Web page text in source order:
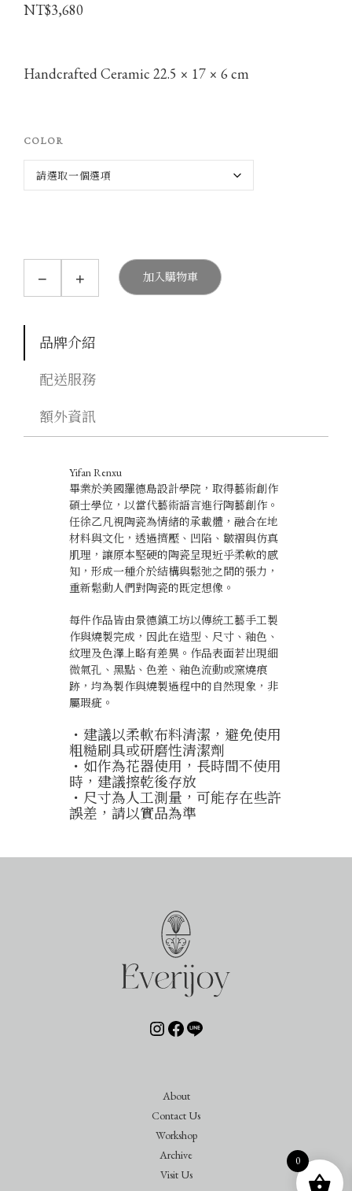
NT$3,680
Handcrafted Ceramic 22.5 × 17 × 6 cm
COLOR
瓶
− + 加入購物車
品牌介紹
配送服務
額外資訊
Yifan Renxu
畢業於美國羅德島設計學院，取得藝術創作
碩士學位，以當代藝術語言進行陶藝創作。
任徐乙凡視陶瓷為情緒的承載體，融合在地
材料與文化，透過擠壓、凹陷、皺褶與仿真
肌理，讓原本堅硬的陶瓷呈現近乎柔軟的感
知，形成一種介於結構與鬆弛之間的張力，
重新鬆動人們對陶瓷的既定想像。
每件作品皆由景德鎮工坊以傳統工藝手工製
作與燒製完成，因此在造型、尺寸、釉色、
紋理及色澤上略有差異。作品表面若出現細
微氣孔、黑點、色差、釉色流動或窯燒痕
跡，均為製作與燒製過程中的自然現象，非
屬瑕疵。
・建議以柔軟布料清潔，避免使用
粗糙刷具或研磨性清潔劑
・如作為花器使用，長時間不使用
時，建議擦乾後存放
・尺寸為人工測量，可能存在些許
誤差，請以實品為準
Instagram Facebook Line
About
Contact Us
Workshop
Archive
Visit Us
0